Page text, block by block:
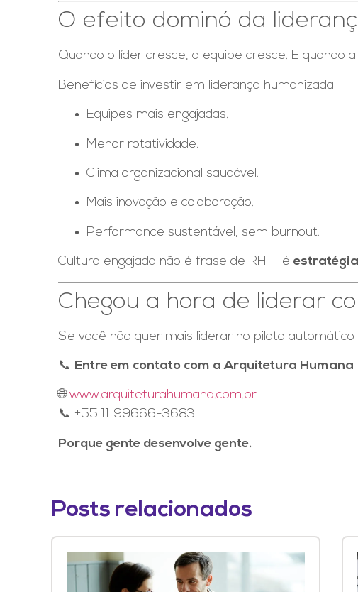
O efeito dominó da
Quando o líder cresce, a equipe cresce. E quando
Benefícios de investir em liderança humanizada:
Equipes mais engajadas.
Menor rotatividade.
Clima organizacional saudável.
Mais inovação e colaboração.
Performance sustentável, sem burnout.
Cultura engajada não é frase de RH — é
Chegou a hora de liderar
Se você não quer mais liderar no piloto
📞 Entre em contato com a Arquitetura Humana
🌐www.arquiteturahumana.com.br
📞 +55 11 99666-3683
Porque gente desenvolve gente.
Posts relacionados